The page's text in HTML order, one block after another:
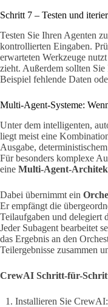
Schritt 7 – Testen und
Testen Sie Ihren Agenten
kontrollierten Eingaben.
erwarteten Werkzeuge
zieht. Außerdem sollten
Beispiel fehlende Daten
Multi-Agent-Systeme:
Unter dem intelligenten,
liegt meist eine
Ausgabe,
Für besonders komplexe
eine Multi-Agent-
Dabei übernimmt ein
Er empfängt die
Teilaufgaben und delegiert
Jeder Subagent bearbeitet
das Ergebnis an den
Teilergebnisse zusammen
CrewAI Schritt-für-
Installieren Sie CrewAI: